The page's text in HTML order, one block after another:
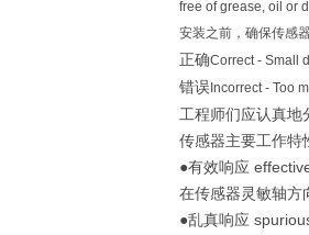
free of grease, oil or
安装之前，确保传感
正确Correct - Small
错误 Incorrect - Too
工程师们应认真地
传感器主要工作特
●有效响应
在传感器灵敏轴方
●乱真响应